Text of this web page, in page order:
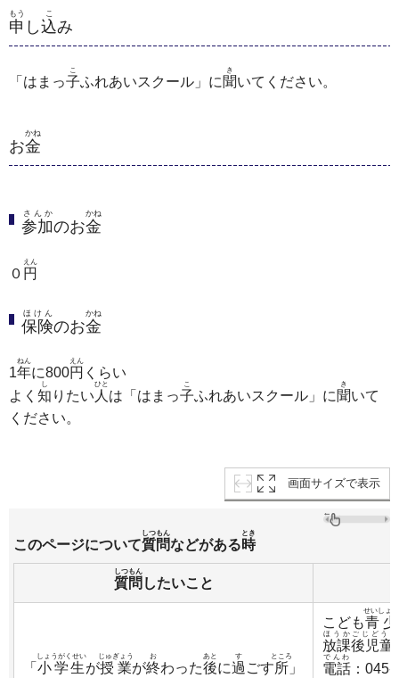
申
もう
し込
こ
み
「はまっ子
こ
ふれあいスクール」に聞
き
いてください。
お金
かね
参加
さんか
のお金
かね
０ 円
えん
保険
ほけん
のお金
かね
1年
ねん
に800円
えん
くらい
よく 知
し
りたい人
ひと
は「はまっ子
こ
ふれあいスクール」に聞
き
いて
ください。
画面サイズで表示
このページについて質問
しつもん
などがある時
とき
質問
しつもん
したいこと
「 小学生
しょうがくせい
が授業
じゅぎょう
が終
お
わった後
あと
に過
す
ごす所
ところ
」
こども青
せいしょ
放課後児童
ほうかごじどう
電話
でんわ
：